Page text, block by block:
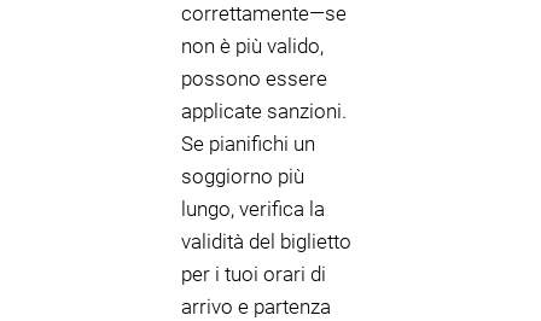
correttamente—se
non è più valido,
possono essere
applicate sanzioni.
Se pianifichi un
soggiorno più
lungo, verifica la
validità del biglietto
per i tuoi orari di
arrivo e partenza